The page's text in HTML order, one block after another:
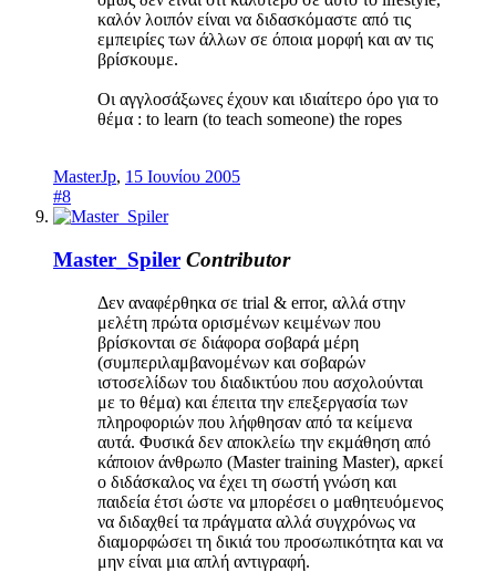
καλόν λοιπόν είναι να διδασκόμαστε από τις
εμπειρίες των άλλων σε όποια μορφή και αν τις
βρίσκουμε.
Οι αγγλοσάξωνες έχουν και ιδιαίτερο όρο για το
θέμα : to learn (to teach someone) the ropes
MasterJp, 15 Ιουνίου 2005
#8
Master_Spiler Contributor
Δεν αναφέρθηκα σε trial & error, αλλά στην
μελέτη πρώτα ορισμένων κειμένων που
βρίσκονται σε διάφορα σοβαρά μέρη
(συμπεριλαμβανομένων και σοβαρών
ιστοσελίδων του διαδικτύου που ασχολούνται
με το θέμα) και έπειτα την επεξεργασία των
πληροφοριών που λήφθησαν από τα κείμενα
αυτά. Φυσικά δεν αποκλείω την εκμάθηση από
κάποιον άνθρωπο (Master training Master), αρκεί
ο διδάσκαλος να έχει τη σωστή γνώση και
παιδεία έτσι ώστε να μπορέσει ο μαθητευόμενος
να διδαχθεί τα πράγματα αλλά συγχρόνως να
διαμορφώσει τη δικιά του προσωπικότητα και να
μην είναι μια απλή αντιγραφή.